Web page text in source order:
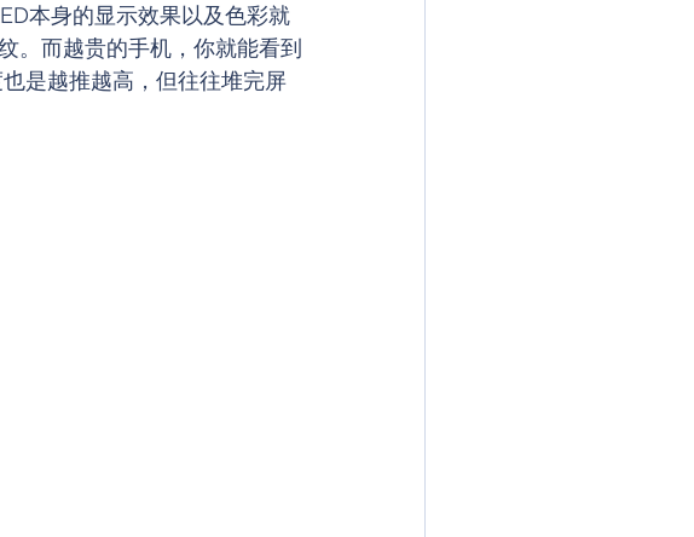
本身的显示效果以及色彩就
。而越贵的手机，你就能看到
是越推越高，但往往堆完屏